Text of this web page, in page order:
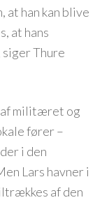
at han kan blive
at hans
Thure
af militæret og
fører –
i den
Lars havner i
af den